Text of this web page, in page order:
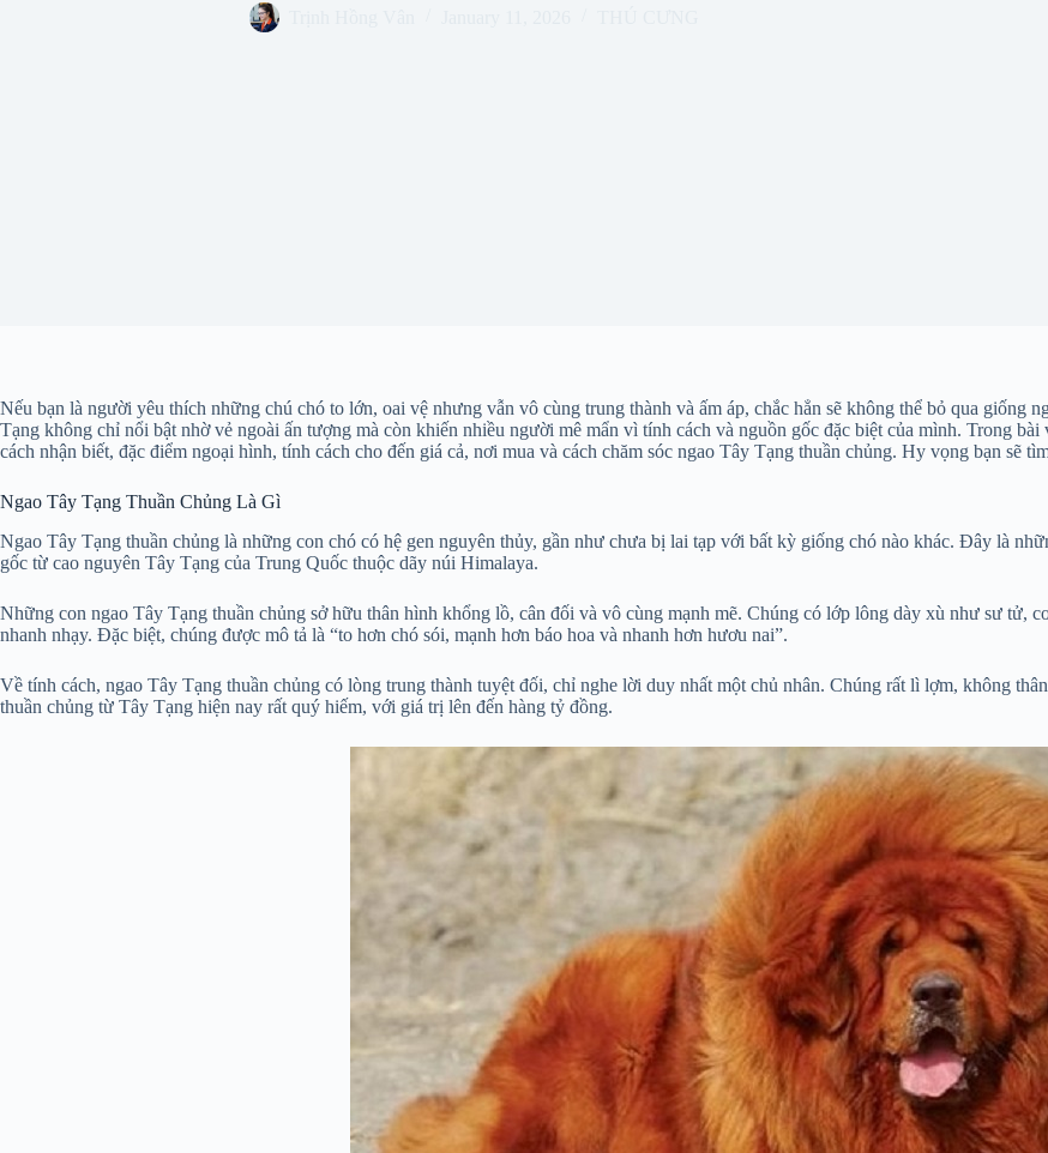
Nếu bạn là người yêu thích những chú chó to lớn, oai vệ nhưng vẫn vô cùng trung thành và ấm áp, chắc hẳn sẽ không thể bỏ qua giống
Tạng không chỉ nổi bật nhờ vẻ ngoài ấn tượng mà còn khiến nhiều người mê mẩn vì tính cách và nguồn gốc đặc biệt của mình. Trong
cách nhận biết, đặc điểm ngoại hình, tính cách cho đến giá cả, nơi mua và cách chăm sóc ngao Tây Tạng thuần chủng. Hy vọng bạn sẽ
Ngao Tây Tạng Thuần Chủng Là Gì
Ngao Tây Tạng thuần chủng là những con chó có hệ gen nguyên thủy, gần như chưa bị lai tạp với bất kỳ giống chó nào khác. Đây là
gốc từ cao nguyên Tây Tạng của Trung Quốc thuộc dãy núi Himalaya.
Những con ngao Tây Tạng thuần chủng sở hữu thân hình khổng lồ, cân đối và vô cùng mạnh mẽ. Chúng có lớp lông dày xù như sư tử,
nhanh nhạy. Đặc biệt, chúng được mô tả là “to hơn chó sói, mạnh hơn báo hoa và nhanh hơn hươu nai”.
Về tính cách, ngao Tây Tạng thuần chủng có lòng trung thành tuyệt đối, chỉ nghe lời duy nhất một chủ nhân. Chúng rất lì lợm, không
thuần chủng từ Tây Tạng hiện nay rất quý hiếm, với giá trị lên đến hàng tỷ đồng.